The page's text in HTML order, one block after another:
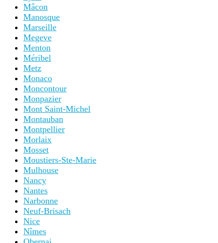
Mâcon
Manosque
Marseille
Megeve
Menton
Méribel
Metz
Monaco
Moncontour
Monpazier
Mont Saint-Michel
Montauban
Montpellier
Morlaix
Mosset
Moustiers-Ste-Marie
Mulhouse
Nancy
Nantes
Narbonne
Neuf-Brisach
Nice
Nîmes